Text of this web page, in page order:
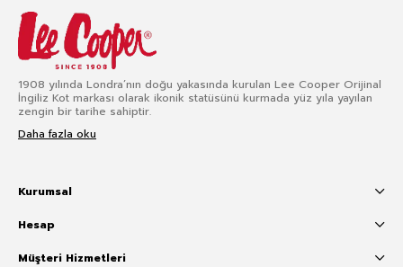
1908 yılında Londra’nın doğu yakasında kurulan Lee Cooper Orijinal
İngiliz Kot markası olarak ikonik statüsünü kurmada yüz yıla yayılan
zengin bir tarihe sahiptir.
Daha fazla oku
Kurumsal
Hesap
Müşteri Hizmetleri